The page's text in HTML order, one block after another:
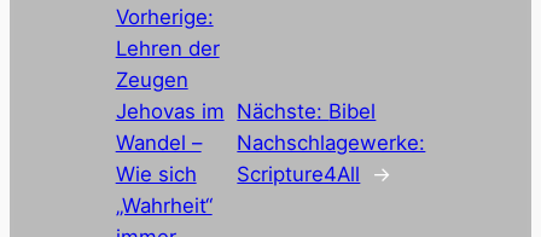
Vorherige:
Lehren der
Zeugen
Jehovas im
Wandel –
Wie sich
„Wahrheit“
Nächste: Bibel
Nachschlagewerke:
Scripture4All
→